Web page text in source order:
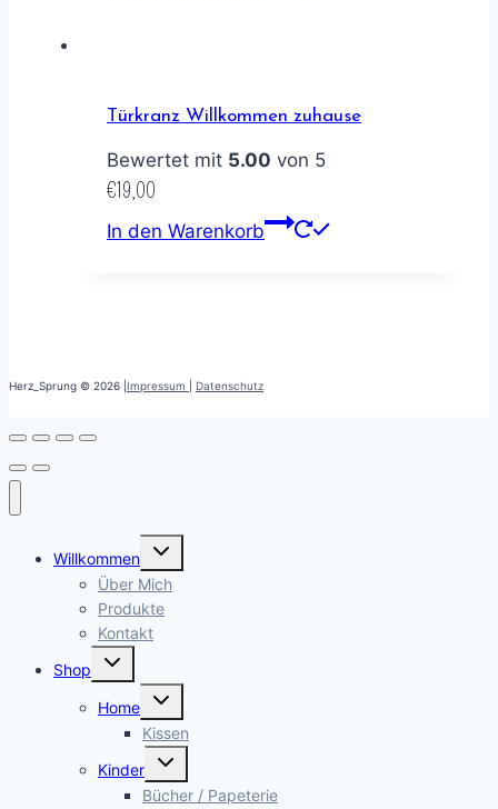
Türkranz Willkommen zuhause
Bewertet mit 5.00 von 5
€19,00
In den Warenkorb
Herz_Sprung © 2026 | Impressum Datenschutz
Willkommen
Untermenü
Über Mich
Produkte
Kontakt
Shop
Untermenü
Home
Untermenü
Kissen
Kinder
Untermenü
Bücher / Papeterie